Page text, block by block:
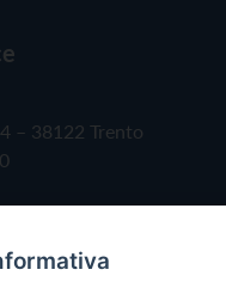
– 38122 Trento